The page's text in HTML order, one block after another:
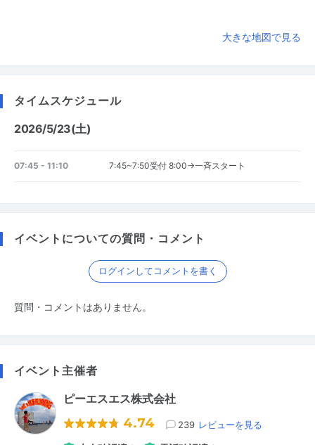
大きな地図で見る
タイムスケジュール
2026/5/23(土)
07:45 - 11:10 7:45~7:50受付 8:00→一斉スタート
イベントについての質問・コメント
ログインしてコメントを書く
質問・コメントはありません。
イベント主催者
ピーエスエス株式会社
4.74 239 レビューを見る